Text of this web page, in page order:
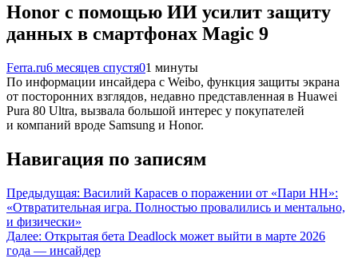
Honor с помощью ИИ усилит защиту
данных в смартфонах Magic 9
Ferra.ru6 месяцев спустя01 минуты
По информации инсайдера с Weibo, функция защиты экрана
от посторонних взглядов, недавно представленная в Huawei
Pura 80 Ultra, вызвала большой интерес у покупателей
и компаний вроде Samsung и Honor.
Навигация по записям
Предыдущая: Василий Карасев о поражении от «Пари НН»:
«Отвратительная игра. Полностью провалились и ментально,
и физически»
Далее: Открытая бета Deadlock может выйти в марте 2026
года — инсайдер